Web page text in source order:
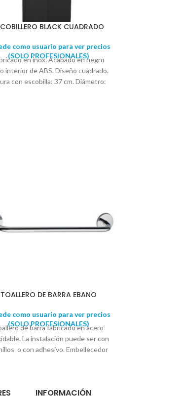
BLACK CUADRADO
como usuario para ver precios
(SOLO PROFESIONALES)
en inox. Acabado en negro
interior de ABS. Diseño cuadrado.
con escobilla: 37 cm. Diámetro:
TOALLERO DE BARRA EBANO
como usuario para ver precios
(SOLO PROFESIONALES)
de barra fabricado en acero
La instalación puede ser con
o con adhesivo. Embellecedor
centro a centro: 45cm aprox.
INFORMACIÓN